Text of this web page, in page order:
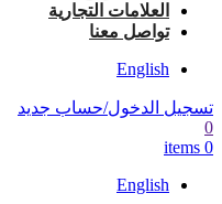
العلامات التجارية
تواصل معنا
English
تسجيل الدخول/حساب جديد
0
0
items
English